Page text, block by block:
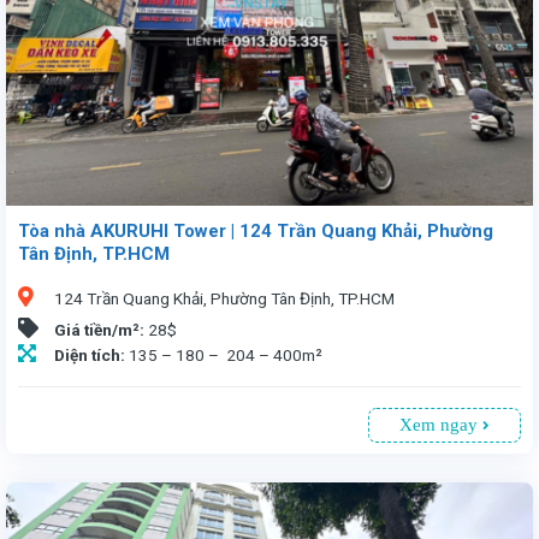
Tòa nhà AKURUHI Tower | 124 Trần Quang Khải, Phường
Tân Định, TP.HCM
124 Trần Quang Khải, Phường Tân Định, TP.HCM
Giá tiền/m²: 28$
Diện tích: 135 – 180 – 204 – 400m²
Xem ngay